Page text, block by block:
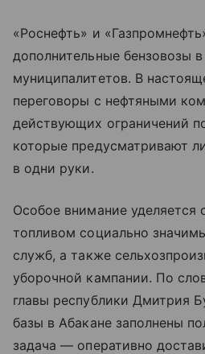
«Роснефть» и
дополнительные бензовозы
муниципалитетов. В
переговоры с нефтяными
действующих ограничений
которые предусматривают
в одни руки.
Особое внимание уделяется
топливом социально
служб, а также
уборочной кампании. По
главы республики Дмитрия
базы в Абакане заполнены
задача — оперативно